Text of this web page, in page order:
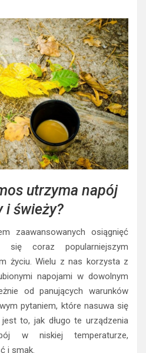
utrzyma napój
i świeży?
zaawansowanych osiągnięć
się coraz popularniejszym
życiu. Wielu z nas korzysta z
napojami w dowolnym
od panujących warunków
pytaniem, które nasuwa się
to, jak długo te urządzenia
w niskiej temperaturze,
i smak.